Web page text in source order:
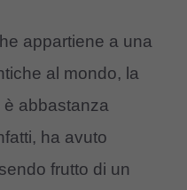
appartiene a una
al mondo, la
è abbastanza
ha avuto
frutto di un